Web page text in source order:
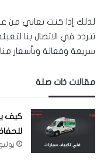
لذلك إذا كنت تعاني من
تتردد في الاتصال بنا
سريعة وفعالة وبأسعار
مقالات ذات صلة
كيف
يوليو 20, 2023